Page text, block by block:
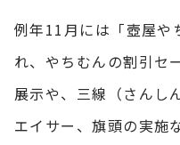
例年11月には「壺屋や
れ、やちむんの割引セ
展示や、三線（さんし
エイサー、旗頭の実施